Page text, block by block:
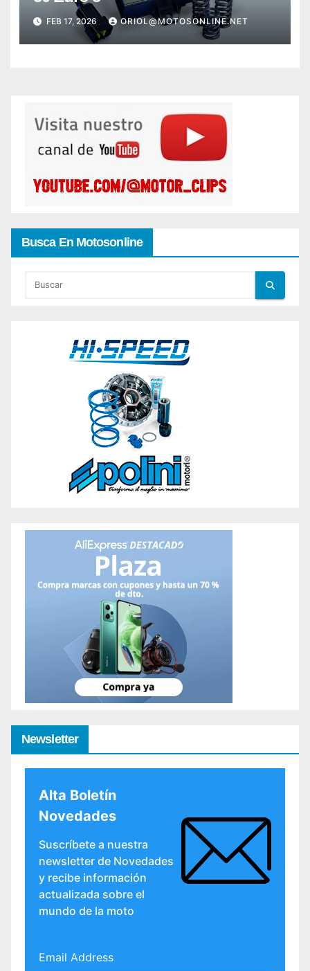
FEB 17, 2026 ORIOL@MOTOSONLINE.NET
Busca En Motosonline
Newsletter
Alta Boletín
Novedades
Suscríbete a nuestra
newsletter de Novedades
y recibe información
actualizada sobre el
mundo de la moto
Email Address